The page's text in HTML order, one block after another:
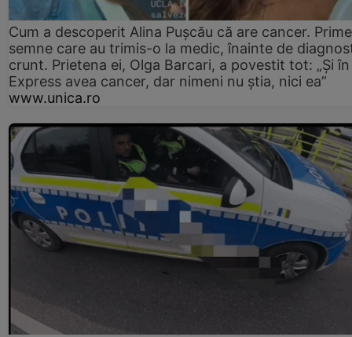
Cum a descoperit Alina Pușcău că are cancer.
semne care au trimis-o la medic, înainte de
crunt. Prietena ei, Olga Barcari, a povestit tot: „Și în
Express avea cancer, dar nimeni nu știa, nici ea”
www.unica.ro